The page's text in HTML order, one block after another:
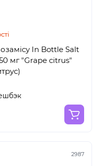
In Bottle Salt
мг "Grape citrus"
2987